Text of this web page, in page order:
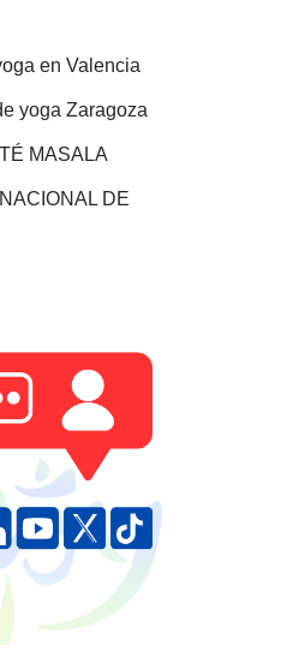
en Valencia
yoga Zaragoza
MASALA
DE